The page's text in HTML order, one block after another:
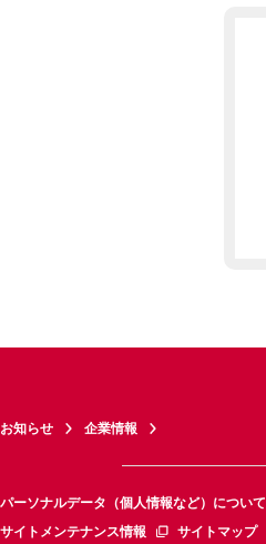
お知らせ 企業情報
パーソナルデータ（個人情報など）について
サイトメンテナンス情報
サイトマップ